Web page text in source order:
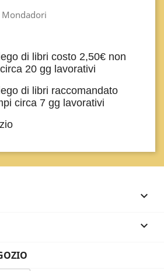
di libri costo 2,50€ non
20 gg lavorativi
di libri raccomandato
circa 7 gg lavorativi

